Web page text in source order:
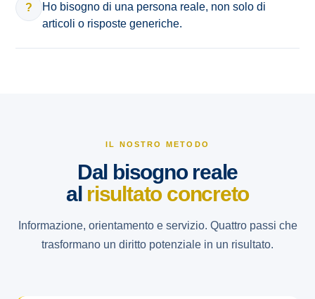
?
Ho bisogno di una persona reale, non solo di
articoli o risposte generiche.
IL NOSTRO METODO
Dal bisogno reale
al risultato concreto
Informazione, orientamento e servizio. Quattro passi che
trasformano un diritto potenziale in un risultato.